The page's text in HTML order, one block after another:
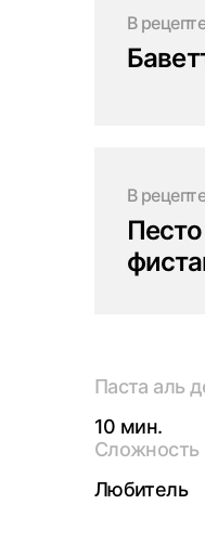
В
В
Паста аль
10 мин.
Сложность
Любитель